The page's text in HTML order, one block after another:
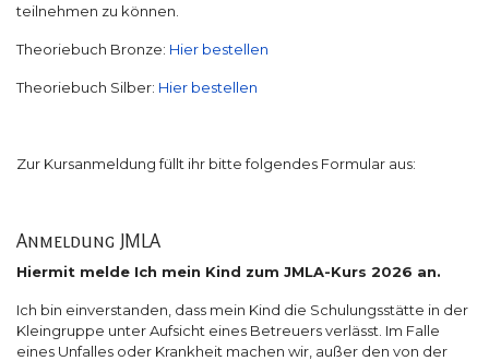
teilnehmen zu können.
Theoriebuch Bronze: Hier bestellen
Theoriebuch Silber: Hier bestellen
Zur Kursanmeldung füllt ihr bitte folgendes Formular aus:
Anmeldung JMLA
Hiermit melde Ich mein Kind zum JMLA-Kurs 2026 an.
Ich bin einverstanden, dass mein Kind die Schulungsstätte in der
Kleingruppe unter Aufsicht eines Betreuers verlässt. Im Falle
eines Unfalles oder Krankheit machen wir, außer den von der